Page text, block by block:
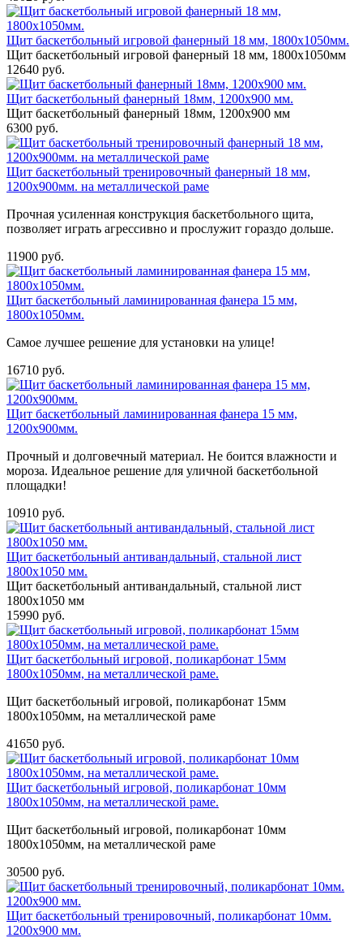
Щит баскетбольный игровой фанерный 18 мм, 1800х1050мм.
Щит баскетбольный игровой фанерный 18 мм, 1800х1050мм
12640 руб.
Щит баскетбольный фанерный 18мм, 1200х900 мм.
Щит баскетбольный фанерный 18мм, 1200х900 мм
6300 руб.
Щит баскетбольный тренировочный фанерный 18 мм,
1200х900мм. на металлической раме
Прочная усиленная конструкция баскетбольного щита,
позволяет играть агрессивно и прослужит гораздо дольше.
11900 руб.
Щит баскетбольный ламинированная фанера 15 мм,
1800х1050мм.
Самое лучшее решение для установки на улице!
16710 руб.
Щит баскетбольный ламинированная фанера 15 мм,
1200х900мм.
Прочный и долговечный материал. Не боится влажности и
мороза. Идеальное решение для уличной баскетбольной
площадки!
10910 руб.
Щит баскетбольный антивандальный, стальной лист
1800х1050 мм.
Щит баскетбольный антивандальный, стальной лист
1800х1050 мм
15990 руб.
Щит баскетбольный игровой, поликарбонат 15мм
1800х1050мм, на металлической раме.
Щит баскетбольный игровой, поликарбонат 15мм
1800х1050мм, на металлической раме
41650 руб.
Щит баскетбольный игровой, поликарбонат 10мм
1800х1050мм, на металлической раме.
Щит баскетбольный игровой, поликарбонат 10мм
1800х1050мм, на металлической раме
30500 руб.
Щит баскетбольный тренировочный, поликарбонат 10мм.
1200х900 мм.